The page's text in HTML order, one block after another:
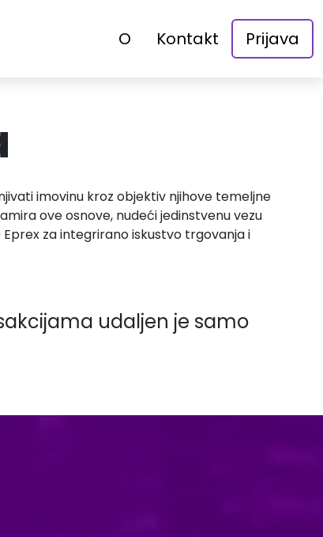
O Kontakt Prijava
imovinu kroz objektiv njihove temeljne
ove osnove, nudeći jedinstvenu vezu
za integrirano iskustvo trgovanja i
udaljen je samo